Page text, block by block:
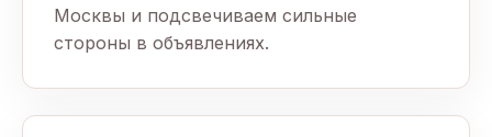
Москвы и подсвечиваем сильные
стороны в объявлениях.